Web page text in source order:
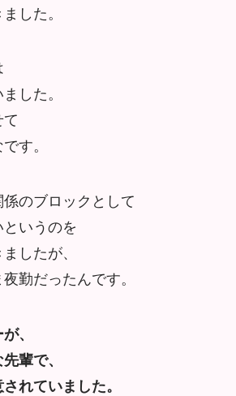
した。
した。
す。
のブロックとして
いうのを
したが、
勤だったんです。
、
輩で、
れていました。